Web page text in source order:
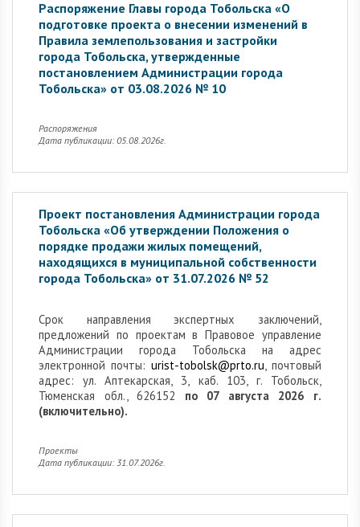
Распоряжение Главы города Тобольска «О
подготовке проекта о внесении изменений в
Правила землепользования и застройки
города Тобольска, утвержденные
постановлением Администрации города
Тобольска» от 03.08.2026 № 10
Распоряжения
Дата публикации: 05.08.2026г.
Проект постановления Администрации города
Тобольска «Об утверждении Положения о
порядке продажи жилых помещений,
находящихся в муниципальной собственности
города Тобольска» от 31.07.2026 № 52
Cрок направления экспертных заключений,
предложений по проектам в Правовое управление
Администрации города Тобольска на адрес
электронной почты: urist-tobolsk@prto.ru, почтовый
адрес: ул. Аптекарская, 3, каб. 103, г. Тобольск,
Тюменская обл., 626152 по 07 августа 2026 г.
(включительно).
Проекты
Дата публикации: 31.07.2026г.